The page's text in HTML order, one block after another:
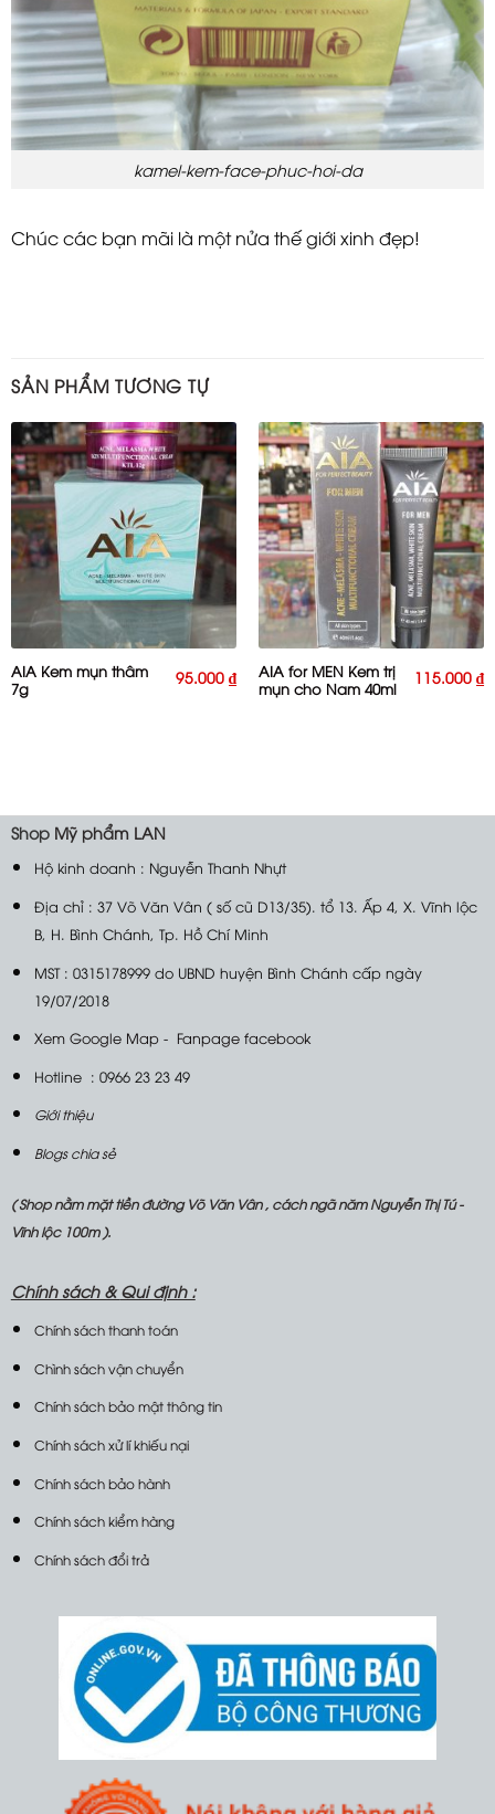
kamel-kem-face-phuc-hoi-da
Chúc các bạn mãi là một nửa thế giới xinh đẹp!
SẢN PHẨM TƯƠNG TỰ
AIA Kem mụn thâm
7g
95.000₫
AIA for MEN Kem trị
mụn cho Nam 40ml
115.000₫
Shop Mỹ phẩm LAN
Hộ kinh doanh : Nguyễn Thanh Nhựt
Địa chỉ : 37 Võ Văn Vân ( số cũ D13/35). tổ 13. Ấp 4, X. Vĩnh lộc
B, H. Bình Chánh, Tp. Hồ Chí Minh
MST : 0315178999 do UBND huyện Bình Chánh cấp ngày
19/07/2018
Xem Google Map- Fanpage facebook
Hotline : 0966 23 23 49
Giới thiệu
Blogs chia sẻ
( Shop nằm mặt tiền đường Võ Văn Vân , cách ngã năm Nguyễn Thị Tú -
Vĩnh lộc 100m ).
Chính sách &Qui định :
Chính sách thanh toán
Chình sách vận chuyển
Chính sách bảo mật thông tin
Chính sách xử lí khiếu nại
Chính sách bảo hành
Chính sách kiểm hàng
Chính sách đổi trả